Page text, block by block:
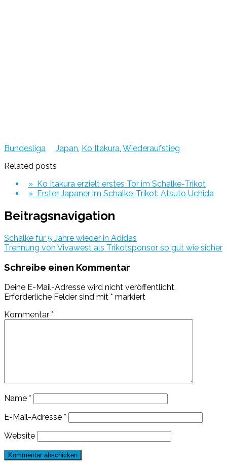
Bundesliga Japan, Ko Itakura, Wiederaufstieg
Related posts
» Ko Itakura erzielt erstes Tor im Schalke-Trikot
» Erster Japaner im Schalke-Trikot: Atsuto Uchida
Beitragsnavigation
Schalke für 5 Jahre wieder in Adidas
Trennung von Vivawest als Trikotsponsor so gut wie sicher
Schreibe einen Kommentar
Deine E-Mail-Adresse wird nicht veröffentlicht.
Erforderliche Felder sind mit * markiert
Kommentar *
Name *
E-Mail-Adresse *
Website